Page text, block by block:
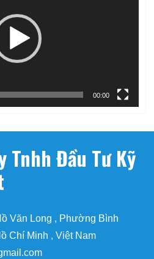
00:00
Tnhh Đầu Tư Kỹ
Văn Long , Phường Bình
Chí Minh , Việt Nam